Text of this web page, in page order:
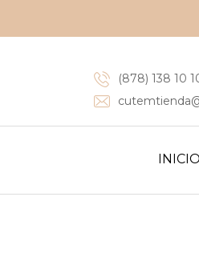
(878) 138 10
INICIO